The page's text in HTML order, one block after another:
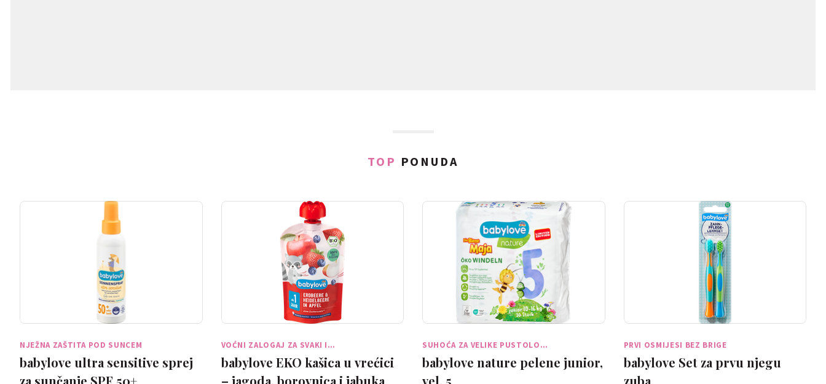
TOP PONUDA
NJEŽNA ZAŠTITA POD SUNCEM
babylove ultra sensitive sprej
za sunčanje SPF 50+
VOĆNI ZALOGAJ ZA SVAKI I…
babylove EKO kašica u vrećici
– jagoda, borovnica i jabuka
SUHOĆA ZA VELIKE PUSTOLO…
babylove nature pelene junior,
vel. 5
PRVI OSMIJESI BEZ BRIGE
babylove Set za prvu njegu
zuba